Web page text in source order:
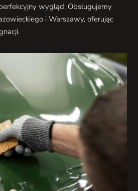
wygląd. Obsługujemy
i Warszawy, oferując